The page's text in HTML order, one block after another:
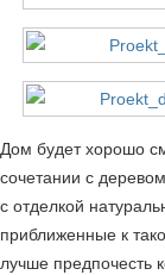
Дом будет хорошо
сочетании с
с отделкой
приближенные к
лучше предпочесть